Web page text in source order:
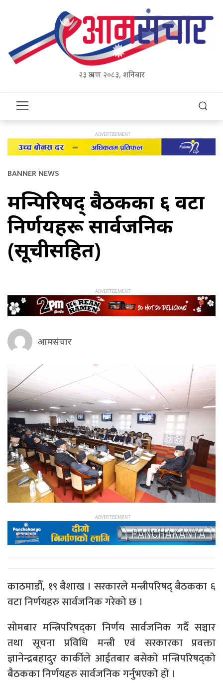
२३ श्रावण २०८३, शनिबार
BANNER NEWS
मन्त्रिपरिषद् बैठकका ६ वटा
निर्णयहरू सार्वजनिक
(सूचीसहित)
आमसंचार
काठमाडौँ, १९ बैशाख । सरकारले मन्त्रीपरिषद् बैठकका ६
वटा निर्णयहरु सार्वजनिक गरेको छ ।
सोमबार मन्त्रिपरिषद्का निर्णय सार्वजनिक गर्दै सञ्चार
तथा सूचना प्रविधि मन्त्री एवं सरकारका प्रवक्ता
ज्ञानेन्द्रबहादुर कार्कीले आईतबार बसेको मन्त्रिपरिषद्को
बैठकका निर्णयहरु सार्वजनिक गर्नुभएको हो ।